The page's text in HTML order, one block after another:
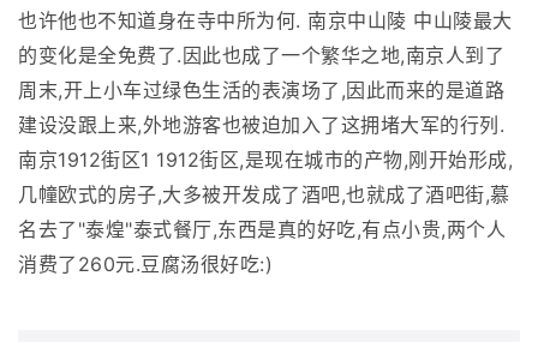
也许他也不知道身在寺中所为何. 南京中山陵 中山陵最大
的变化是全免费了.因此也成了一个繁华之地,南京人到了
周末,开上小车过绿色生活的表演场了,因此而来的是道路
建设没跟上来,外地游客也被迫加入了这拥堵大军的行列.
南京1912街区1 1912街区,是现在城市的产物,刚开始形成,
几幢欧式的房子,大多被开发成了酒吧,也就成了酒吧街,慕
名去了"泰煌"泰式餐厅,东西是真的好吃,有点小贵,两个人
消费了260元.豆腐汤很好吃:)